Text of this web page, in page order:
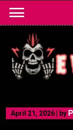
content
April 21, 2026 by